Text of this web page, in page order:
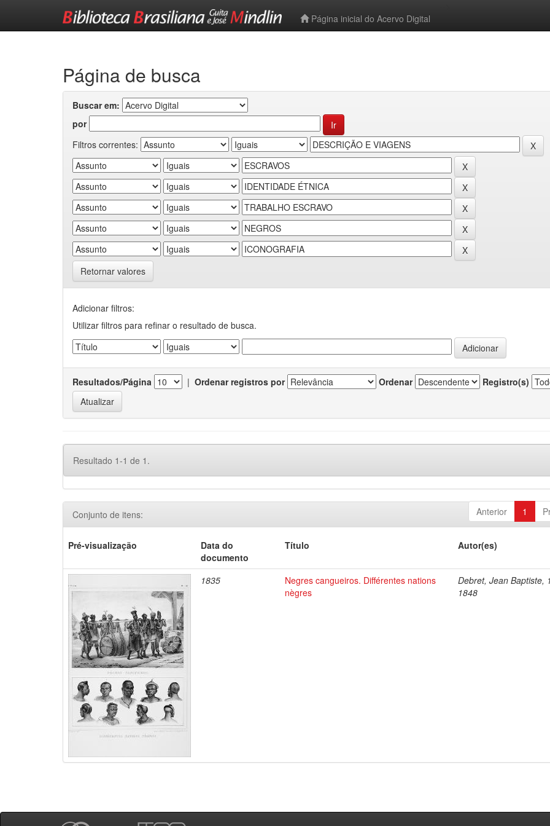
Página inicial do Acervo Digital
Página de busca
Buscar em:
por
Filtros correntes:
Retornar valores
Adicionar filtros:
Utilizar filtros para refinar o resultado de busca.
Resultados/Página | Ordenar registros por Ordenar Registro(s)
Resultado 1-1 de 1.
Anterior 1
Conjunto de itens:
Pré-visualização
Data do
documento
Título Autor(es)
1835
Negres cangueiros. Différentes nations
nègres
Debret, Jean Baptiste,
1848